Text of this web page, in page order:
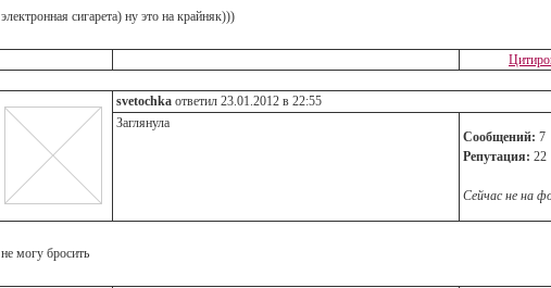
электронная сигарета) ну это на крайняк)))
svetochka ответил 23.01.2012 в 22:55
Заглянула
Сообщений: 7
Репутация: 22
Сейчас не на
не могу бросить